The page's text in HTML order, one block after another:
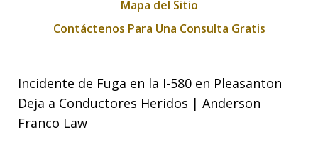
Mapa del Sitio
Contáctenos Para Una Consulta Gratis
Incidente de Fuga en la I-580 en Pleasanton
Deja a Conductores Heridos | Anderson
Franco Law